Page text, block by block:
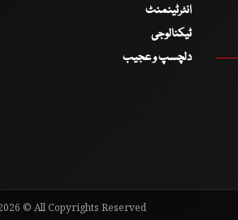
انٹرٹینمنٹ
ٹیکنالوجی
دلچسپ و عجیب
© All Copyrights Reserved